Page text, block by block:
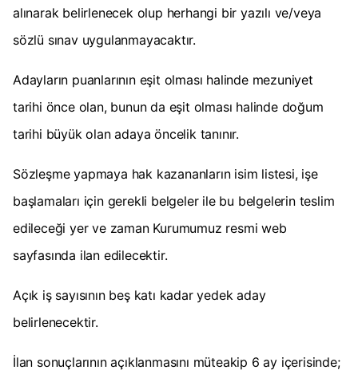
alınarak belirlenecek olup herhangi bir yazılı ve/veya
sözlü sınav uygulanmayacaktır.
Adayların puanlarının eşit olması halinde mezuniyet
tarihi önce olan, bunun da eşit olması halinde doğum
tarihi büyük olan adaya öncelik tanınır.
Sözleşme yapmaya hak kazananların isim listesi, işe
başlamaları için gerekli belgeler ile bu belgelerin teslim
edileceği yer ve zaman Kurumumuz resmi web
sayfasında ilan edilecektir.
Açık iş sayısının beş katı kadar yedek aday
belirlenecektir.
İlan sonuçlarının açıklanmasını müteakip 6 ay içerisinde;